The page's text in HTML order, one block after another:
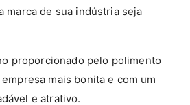
marca de sua indústria seja
proporcionado pelo polimento
mais bonita e com um
e atrativo.